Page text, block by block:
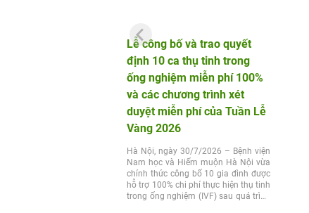
Lễ công bố và trao quyết
định 10 ca thụ tinh trong
ống nghiệm miễn phí 100%
và các chương trình xét
duyệt miễn phí của Tuần Lễ
Vàng 2026
Hà Nội, ngày 30/7/2026 – Bệnh viện
Nam học và Hiếm muộn Hà Nội vừa
chính thức công bố 10 gia đình được
hỗ trợ 100% chi phí thực hiện thụ tinh
trong ống nghiệm (IVF) sau quá trình